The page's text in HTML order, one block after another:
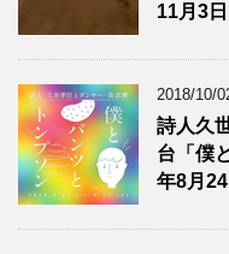
11月3日
2018/10/
詩人久
台「僕
年8月